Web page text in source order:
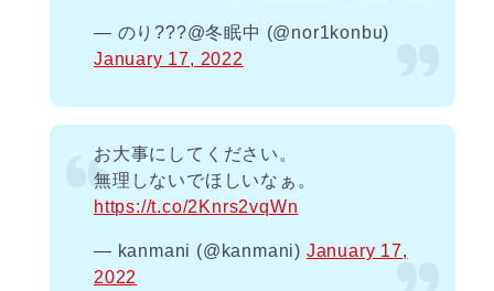
— のり???@冬眠中 (@nor1konbu)
January 17, 2022
お大事にしてください。
無理しないでほしいなぁ。
https://t.co/2Knrs2vqWn
— kanmani (@kanmani) January 17,
2022